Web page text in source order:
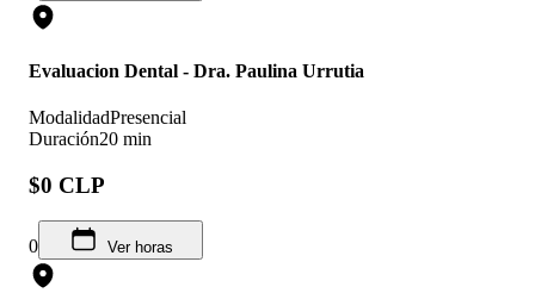
Evaluacion Dental - Dra. Paulina Urrutia
ModalidadPresencial
Duración20 min
$0 CLP
0 Ver horas